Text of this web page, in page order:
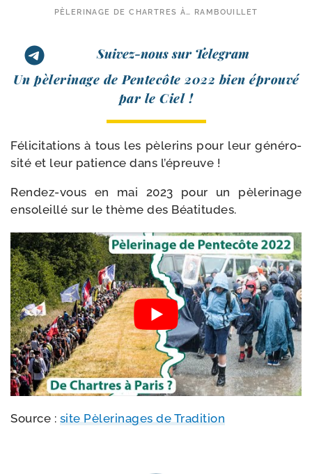
PÈLERINAGE DE CHARTRES À… RAMBOUILLET
Suivez-nous sur Telegram
Un pèle­ri­nage de Pentecôte 2022 bien éprou­vé
par le Ciel !
Félicitations à tous les pèle­rins pour leur géné­ro­
si­té et leur patience dans l’épreuve !
Rendez-​vous en mai 2023 pour un pèle­ri­nage
enso­leillé sur le thème des Béatitudes.
Source : site Pèlerinages de Tradition